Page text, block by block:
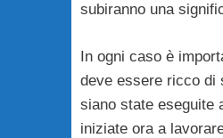
subiranno una
In ogni caso è
deve essere ricco di
siano state eseguite
iniziate ora a